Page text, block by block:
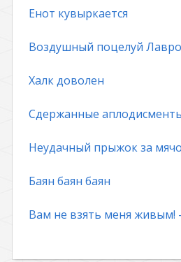
Енот кувыркается
Воздушный поцелуй
Халк доволен
Сдержанные
Неудачный прыжок за
Баян баян баян
Вам не взять меня живым!